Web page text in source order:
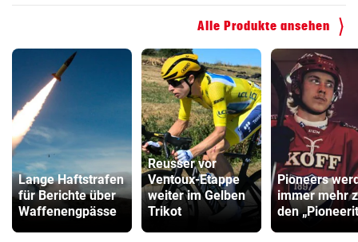
ZUM VERGLEICH
Alle Produkte ansehen
Lange Haftstrafen
für Berichte über
Waffenengpässe
Reusser vor
Ventoux-Etappe
weiter im Gelben
Trikot
Pioneers
immer mehr
den